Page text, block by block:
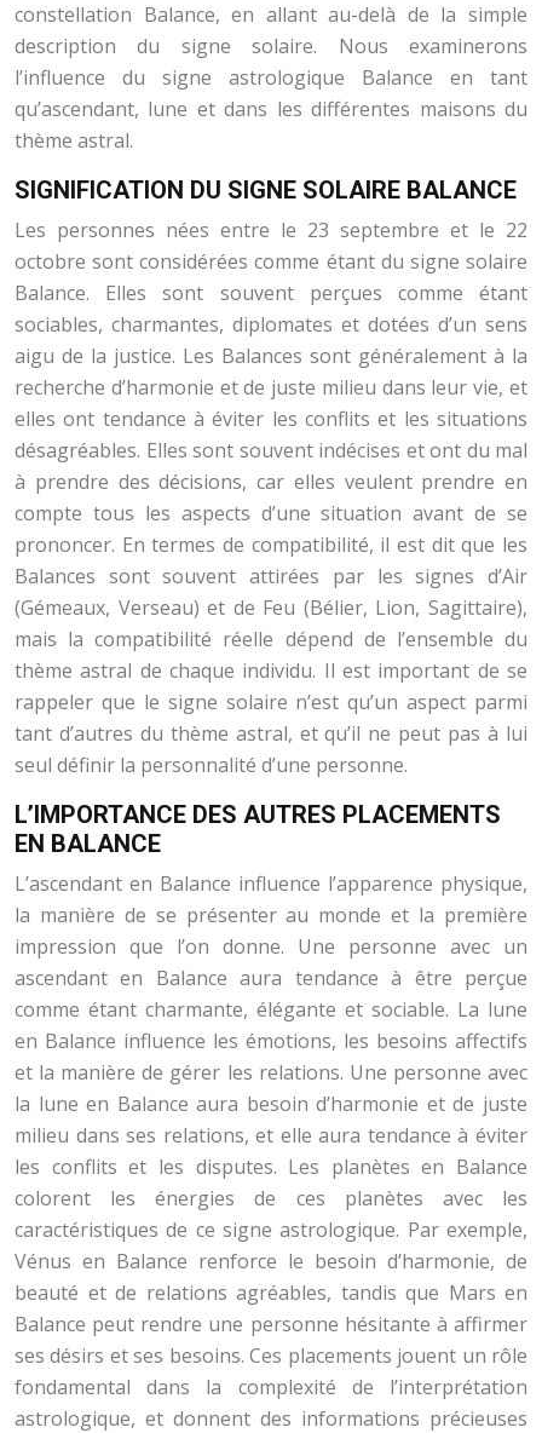
constellation Balance, en allant au-delà de la simple
description du signe solaire. Nous examinerons
l’influence du signe astrologique Balance en tant
qu’ascendant, lune et dans les différentes maisons du
thème astral.
SIGNIFICATION DU SIGNE SOLAIRE BALANCE
Les personnes nées entre le 23 septembre et le 22
octobre sont considérées comme étant du signe solaire
Balance. Elles sont souvent perçues comme étant
sociables, charmantes, diplomates et dotées d’un sens
aigu de la justice. Les Balances sont généralement à la
recherche d’harmonie et de juste milieu dans leur vie, et
elles ont tendance à éviter les conflits et les situations
désagréables. Elles sont souvent indécises et ont du mal
à prendre des décisions, car elles veulent prendre en
compte tous les aspects d’une situation avant de se
prononcer. En termes de compatibilité, il est dit que les
Balances sont souvent attirées par les signes d’Air
(Gémeaux, Verseau) et de Feu (Bélier, Lion, Sagittaire),
mais la compatibilité réelle dépend de l’ensemble du
thème astral de chaque individu. Il est important de se
rappeler que le signe solaire n’est qu’un aspect parmi
tant d’autres du thème astral, et qu’il ne peut pas à lui
seul définir la personnalité d’une personne.
L’IMPORTANCE DES AUTRES PLACEMENTS
EN BALANCE
L’ascendant en Balance influence l’apparence physique,
la manière de se présenter au monde et la première
impression que l’on donne. Une personne avec un
ascendant en Balance aura tendance à être perçue
comme étant charmante, élégante et sociable. La lune
en Balance influence les émotions, les besoins affectifs
et la manière de gérer les relations. Une personne avec
la lune en Balance aura besoin d’harmonie et de juste
milieu dans ses relations, et elle aura tendance à éviter
les conflits et les disputes. Les planètes en Balance
colorent les énergies de ces planètes avec les
caractéristiques de ce signe astrologique. Par exemple,
Vénus en Balance renforce le besoin d’harmonie, de
beauté et de relations agréables, tandis que Mars en
Balance peut rendre une personne hésitante à affirmer
ses désirs et ses besoins. Ces placements jouent un rôle
fondamental dans la complexité de l’interprétation
astrologique, et donnent des informations précieuses